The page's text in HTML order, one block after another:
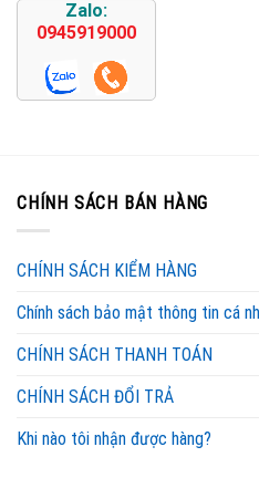
Zalo:
0945919000
CHÍNH SÁCH BÁN HÀNG
CHÍNH SÁCH KIỂM HÀNG
Chính sách bảo mật thông tin cá
CHÍNH SÁCH THANH TOÁN
CHÍNH SÁCH ĐỔI TRẢ
Khi nào tôi nhận được hàng?